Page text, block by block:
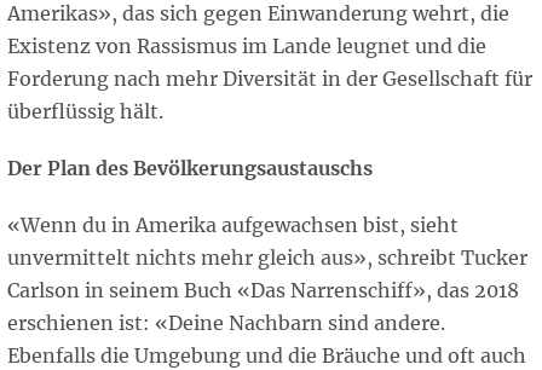
Amerikas», das sich gegen Einwanderung wehrt, die
Existenz von Rassismus im Lande leugnet und die
Forderung nach mehr Diversität in der Gesellschaft für
überflüssig hält.
Der Plan des Bevölkerungsaustauschs
«Wenn du in Amerika aufgewachsen bist, sieht
unvermittelt nichts mehr gleich aus», schreibt Tucker
Carlson in seinem Buch «Das Narrenschiff», das 2018
erschienen ist: «Deine Nachbarn sind andere.
Ebenfalls die Umgebung und die Bräuche und oft auch